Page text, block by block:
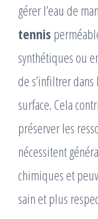
gérer l’eau de
tennis
synthétiques ou
de s’infiltrer
surface. Cela
préserver les
nécessitent
chimiques et
sain et plus